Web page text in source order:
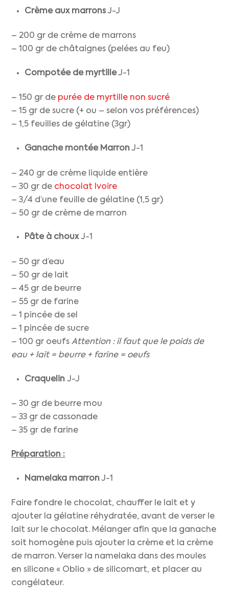
Crème aux marronsJ-J
– 200 gr de crème de marrons
– 100 gr de châtaignes (pelées au feu)
Compotée de myrtilleJ-1
– 150 gr de purée de myrtille non sucré
– 15 gr de sucre (+ ou – selon vos préférences)
– 1,5 feuilles de gélatine (3gr)
Ganache montée MarronJ-1
– 240 gr de crème liquide entière
– 30 gr de chocolat Ivoire
– 3/4 d’une feuille de gélatine (1,5 gr)
– 50 gr de crème de marron
Pâte à chouxJ-1
– 50 gr d’eau
– 50 gr de lait
– 45 gr de beurre
– 55 gr de farine
– 1 pincée de sel
– 1 pincée de sucre
– 100 gr oeufsAttention : il faut que le poids de
eau + lait = beurre + farine = oeufs
Craquelin J-J
– 30 gr de beurre mou
– 33 gr de cassonade
– 35 gr de farine
Préparation :
Namelaka marronJ-1
Faire fondre le chocolat, chauffer le lait et y
ajouter la gélatine réhydratée, avant de verser le
lait sur le chocolat. Mélanger afin que la ganache
soit homogène puis ajouter la crème et la crème
de marron. Verser la namelaka dans des moules
en silicone « Oblio » de silicomart, et placer au
congélateur.